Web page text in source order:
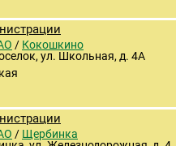
/ Кокошкино
ул. Школьная, д. 4А
/ Щербинка